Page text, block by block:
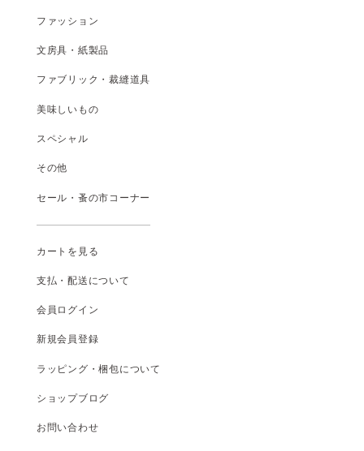
ファッション
文房具・紙製品
ファブリック・裁縫道具
美味しいもの
スペシャル
その他
セール・蚤の市コーナー
カートを見る
支払 ・配送について
会員ログイン
新規会員登録
ラッピング・梱包について
ショップブログ
お問い合わせ